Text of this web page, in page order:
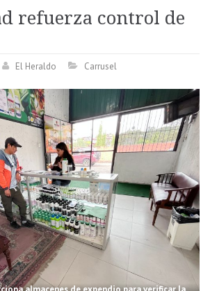
refuerza control de
El Heraldo Carrusel